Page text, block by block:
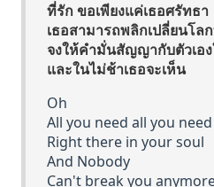
ที่รัก ขอเพียงแค่เธอศรัทธา
เธอสามารถพลิกเปลี่ยนโล
จงให้คำมั่นสัญญากับตัวเอ
และในไม่ช้าเธอจะเห็น
Oh
All you need all you
Right there in your soul
And Nobody
Can't break you